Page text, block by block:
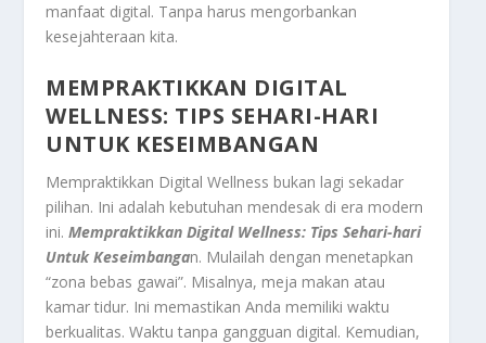
manfaat digital. Tanpa harus mengorbankan
kesejahteraan kita.
MEMPRAKTIKKAN DIGITAL
WELLNESS: TIPS SEHARI-HARI
UNTUK KESEIMBANGAN
Mempraktikkan Digital Wellness bukan lagi sekadar
pilihan. Ini adalah kebutuhan mendesak di era modern
ini.Mempraktikkan Digital Wellness: Tips Sehari-hari
Untuk Keseimbangan. Mulailah dengan menetapkan
“zona bebas gawai”. Misalnya, meja makan atau
kamar tidur. Ini memastikan Anda memiliki waktu
berkualitas. Waktu tanpa gangguan digital. Kemudian,